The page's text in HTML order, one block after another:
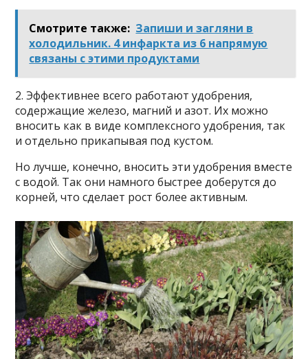
Смотрите также: Запиши и загляни в
холодильник. 4 инфаркта из 6 напрямую
связаны с этими продуктами
2. Эффективнее всего работают удобрения,
содержащие железо, магний и азот. Их можно
вносить как в виде комплексного удобрения, так
и отдельно прикапывая под кустом.
Но лучше, конечно, вносить эти удобрения вместе
с водой. Так они намного быстрее доберутся до
корней, что сделает рост более активным.